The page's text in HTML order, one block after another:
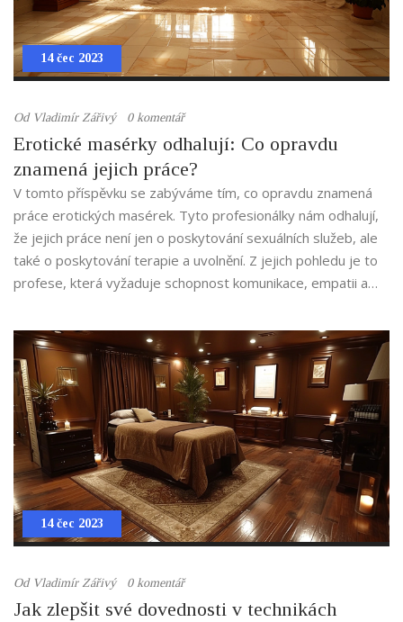
14 čec 2023
Od Vladimír Zářivý 0 komentář
Erotické masérky odhalují: Co opravdu
znamená jejich práce?
V tomto příspěvku se zabýváme tím, co opravdu znamená
práce erotických masérek. Tyto profesionálky nám odhalují,
že jejich práce není jen o poskytování sexuálních služeb, ale
také o poskytování terapie a uvolnění. Z jejich pohledu je to
profese, která vyžaduje schopnost komunikace, empatii a
pochopena a stigmatizována. Přesto tyto ženy považují svou
práci za důležitou a hodnotnou.
14 čec 2023
Od Vladimír Zářivý 0 komentář
Jak zlepšit své dovednosti v technikách